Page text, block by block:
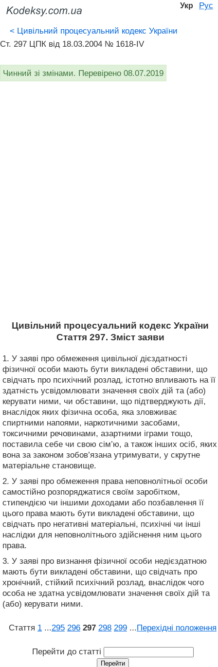
Укр Рус
< Цивільний процесуальний кодекс України
Ст. 297 ЦПК від 18.03.2004 № 1618-IV
Чинний зі змінами. Перевірено 08.07.2019
Цивільний процесуальний кодекс України
Стаття 297. Зміст заяви
1. У заяві про обмеження цивільної дієздатності
фізичної особи мають бути викладені обставини, що
свідчать про психічний розлад, істотно впливають на її
здатність усвідомлювати значення своїх дій та (або)
керувати ними, чи обставини, що підтверджують дії,
внаслідок яких фізична особа, яка зловживає
спиртними напоями, наркотичними засобами,
токсичними речовинами, азартними іграми тощо,
поставила себе чи свою сім’ю, а також інших осіб, яких
вона за законом зобов’язана утримувати, у скрутне
матеріальне становище.
2. У заяві про обмеження права неповнолітньої особи
самостійно розпоряджатися своїм заробітком,
стипендією чи іншими доходами або позбавлення її
цього права мають бути викладені обставини, що
свідчать про негативні матеріальні, психічні чи інші
наслідки для неповнолітнього здійснення ним цього
права.
3. У заяві про визнання фізичної особи недієздатною
мають бути викладені обставини, що свідчать про
хронічний, стійкий психічний розлад, внаслідок чого
особа не здатна усвідомлювати значення своїх дій та
(або) керувати ними.
Стаття 1 ...295 296 297 298 299 ...Перехідні положення
Перейти до статті